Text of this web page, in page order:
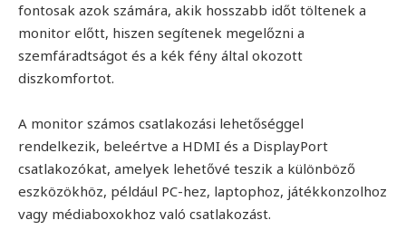
fontosak azok számára, akik hosszabb időt töltenek a
monitor előtt, hiszen segítenek megelőzni a
szemfáradtságot és a kék fény által okozott
diszkomfortot.
A monitor számos csatlakozási lehetőséggel
rendelkezik, beleértve a HDMI és a DisplayPort
csatlakozókat, amelyek lehetővé teszik a különböző
eszközökhöz, például PC-hez, laptophoz, játékkonzolhoz
vagy médiaboxokhoz való csatlakozást.